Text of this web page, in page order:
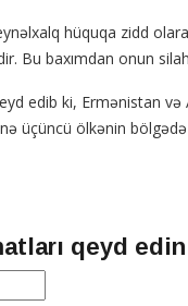
hüquqa zidd
Bu baxımdan onun
edib ki, Ermənistan və
üçüncü ölkənin
qeyd edin